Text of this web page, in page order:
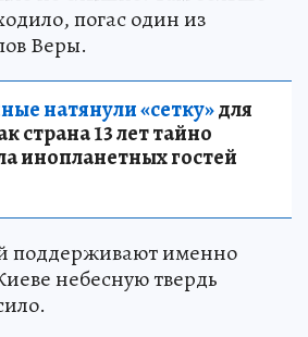
погас один из
Веры.
натянули «сетку»для
страна 13 лет тайно
инопланетных гостей
поддерживают именно
небесную твердь